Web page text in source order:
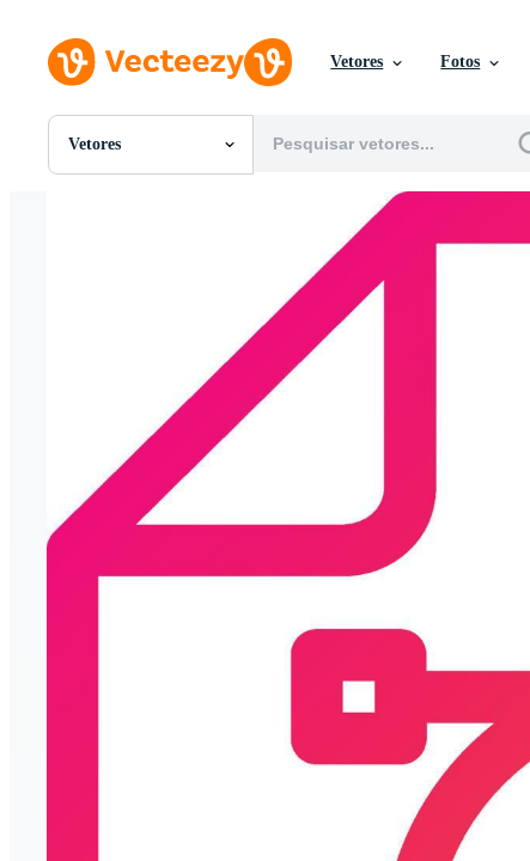
Vetores Fotos
Vetores
Todas Imagens
Motion graphics
Imagens Editoriais
Eventos Editoriais